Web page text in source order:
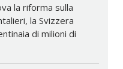
la riforma sulla
la Svizzera
di milioni di